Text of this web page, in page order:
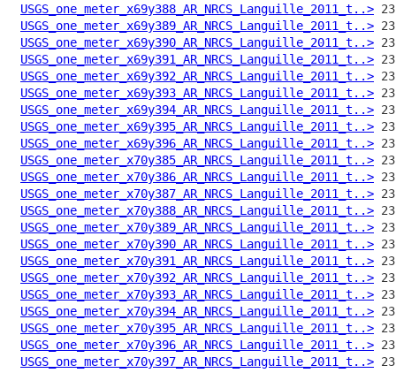
USGS_one_meter_x69y388_AR_NRCS_Languille_2011_t..>
USGS_one_meter_x69y389_AR_NRCS_Languille_2011_t..>
USGS_one_meter_x69y390_AR_NRCS_Languille_2011_t..>
USGS_one_meter_x69y391_AR_NRCS_Languille_2011_t..>
USGS_one_meter_x69y392_AR_NRCS_Languille_2011_t..>
USGS_one_meter_x69y393_AR_NRCS_Languille_2011_t..>
USGS_one_meter_x69y394_AR_NRCS_Languille_2011_t..>
USGS_one_meter_x69y395_AR_NRCS_Languille_2011_t..>
USGS_one_meter_x69y396_AR_NRCS_Languille_2011_t..>
USGS_one_meter_x70y385_AR_NRCS_Languille_2011_t..>
USGS_one_meter_x70y386_AR_NRCS_Languille_2011_t..>
USGS_one_meter_x70y387_AR_NRCS_Languille_2011_t..>
USGS_one_meter_x70y388_AR_NRCS_Languille_2011_t..>
USGS_one_meter_x70y389_AR_NRCS_Languille_2011_t..>
USGS_one_meter_x70y390_AR_NRCS_Languille_2011_t..>
USGS_one_meter_x70y391_AR_NRCS_Languille_2011_t..>
USGS_one_meter_x70y392_AR_NRCS_Languille_2011_t..>
USGS_one_meter_x70y393_AR_NRCS_Languille_2011_t..>
USGS_one_meter_x70y394_AR_NRCS_Languille_2011_t..>
USGS_one_meter_x70y395_AR_NRCS_Languille_2011_t..>
USGS_one_meter_x70y396_AR_NRCS_Languille_2011_t..>
USGS_one_meter_x70y397_AR_NRCS_Languille_2011_t..>